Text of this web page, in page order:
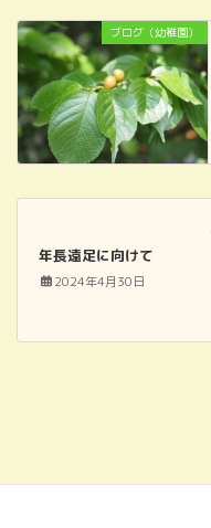
ブログ（幼稚園）
年長遠足に向けて
2024年4月30日